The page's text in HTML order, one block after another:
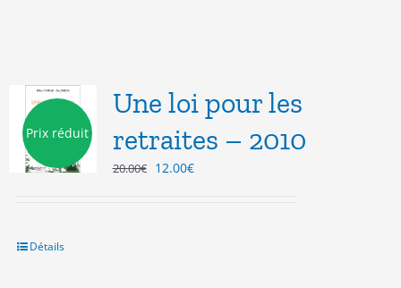
Prix réduit
Une loi pour les
retraites – 2010
20.00€ Le
12.00€Le
Détails